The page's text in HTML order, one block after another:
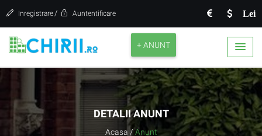
Lei
Inregistrare / Auntentificare
+ ANUNT
DETALII ANUNT
Acasa / Anunt